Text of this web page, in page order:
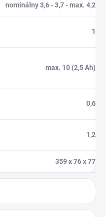
nominálny 3,6 - 3,7 - max. 4,2
1
max. 10 (2,5 Ah)
0,6
1,2
359 x 76 x 77